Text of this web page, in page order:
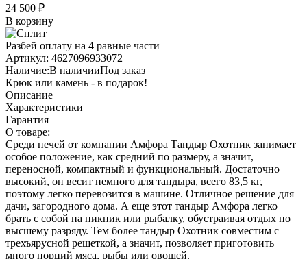
24 500 ₽
В корзину
Разбей оплату на 4 равные части
Артикул: 4627096933072
Наличие:В наличииПод заказ
Крюк или камень - в подарок!
Описание
Характеристики
Гарантия
О товаре:
Среди печей от компании Амфора Тандыр Охотник занимает
особое положение, как средний по размеру, а значит,
переносной, компактный и функциональный. Достаточно
высокий, он весит немного для тандыра, всего 83,5 кг,
поэтому легко перевозится в машине. Отличное решение для
дачи, загородного дома. А еще этот тандыр Амфора легко
брать с собой на пикник или рыбалку, обустраивая отдых по
высшему разряду. Тем более тандыр Охотник совместим с
трехъярусной решеткой, а значит, позволяет приготовить
много порций мяса, рыбы или овощей.